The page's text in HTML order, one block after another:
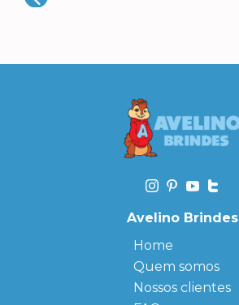
Avelino Brindes
Home
Quem somos
Nossos clientes